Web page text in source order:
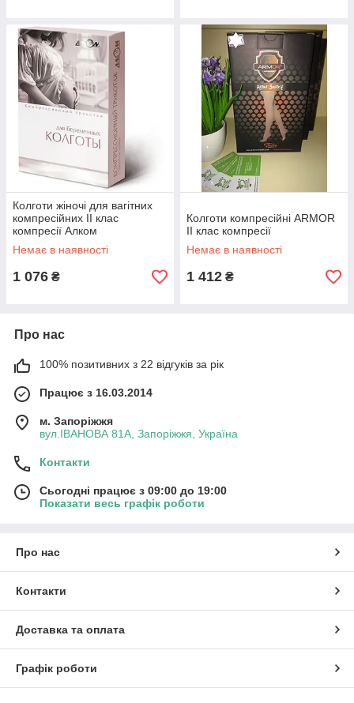
Колготи жіночі для вагітних
компресійних II клас
компресії Алком
Немає в наявності
1 076 ₴
Колготи компресійні ARMOR
II клас компресії
Немає в наявності
1 412 ₴
Про нас
100% позитивних з 22 відгуків за рік
Працює з 16.03.2014
м. Запоріжжя
вул.ІВАНОВА 81А, Запоріжжя, Україна
Контакти
Сьогодні працює з 09:00 до 19:00
Показати весь графік роботи
Про нас
Контакти
Доставка та оплата
Графік роботи